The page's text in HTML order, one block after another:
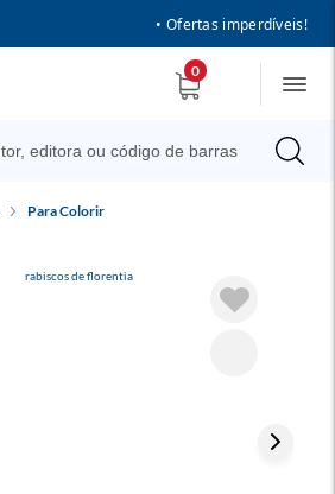
• Ofertas imperdíveis!
0
Para Colorir